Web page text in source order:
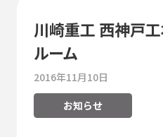
川崎重工 西神戸工
ルーム
2016年11月10日
お知らせ